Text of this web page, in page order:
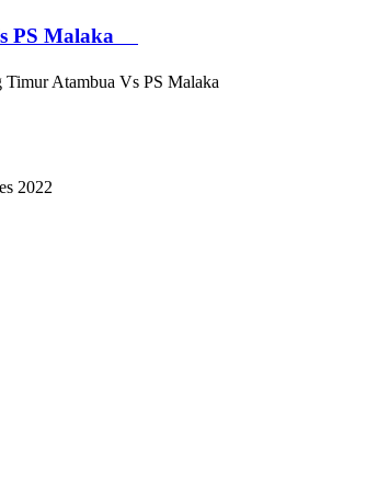
PS Malaka
Timur Atambua Vs PS Malaka
2022